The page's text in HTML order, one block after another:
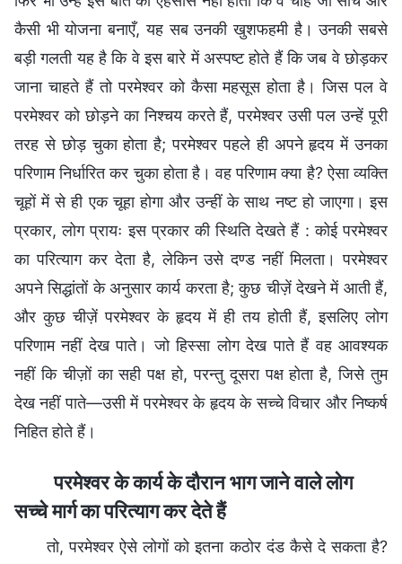
कैसी भी योजना बनाएँ, यह सब उनकी खुशफहमी है। उनकी सबसे
बड़ी गलती यह है कि वे इस बारे में अस्पष्ट होते हैं कि जब वे छोड़कर
जाना चाहते हैं तो परमेश्वर को कैसा महसूस होता है। जिस पल वे
परमेश्वर को छोड़ने का निश्चय करते हैं, परमेश्वर उसी पल उन्हें पूरी
तरह से छोड़ चुका होता है; परमेश्वर पहले ही अपने हृदय में उनका
परिणाम निर्धारित कर चुका होता है। वह परिणाम क्या है? ऐसा व्यक्ति
चूहों में से ही एक चूहा होगा और उन्हीं के साथ नष्ट हो जाएगा। इस
प्रकार, लोग प्रायः इस प्रकार की स्थिति देखते हैं : कोई परमेश्वर
का परित्याग कर देता है, लेकिन उसे दण्ड नहीं मिलता। परमेश्वर
अपने सिद्धांतों के अनुसार कार्य करता है; कुछ चीज़ें देखने में आती हैं,
और कुछ चीज़ें परमेश्वर के हृदय में ही तय होती हैं, इसलिए लोग
परिणाम नहीं देख पाते। जो हिस्सा लोग देख पाते हैं वह आवश्यक
नहीं कि चीज़ों का सही पक्ष हो, परन्तु दूसरा पक्ष होता है, जिसे तुम
देख नहीं पाते—उसी में परमेश्वर के हृदय के सच्चे विचार और निष्कर्ष
निहित होते हैं।
परमेश्वर के कार्य के दौरान भाग जाने वाले लोग
सच्चे मार्ग का परित्याग कर देते हैं
तो, परमेश्वर ऐसे लोगों को इतना कठोर दंड कैसे दे सकता है?